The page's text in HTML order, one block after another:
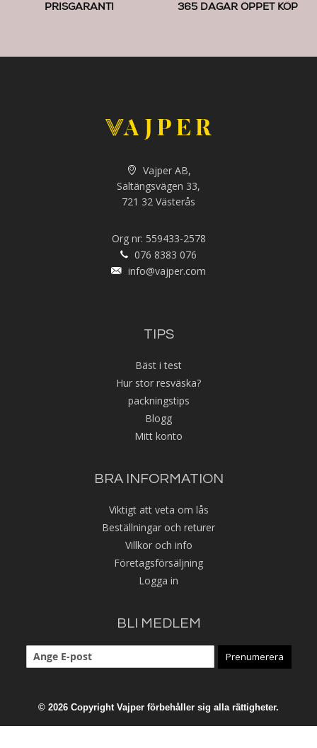
PRISGARANTI 365 DAGAR ÖPPET KÖP
Vajper AB,
Saltängsvägen 33,
721 32 Västerås
Org nr: 559433-2578
076 8383 076
info@vajper.com
TIPS
Bäst i test
Hur stor resväska?
packningstips
Blogg
Mitt konto
BRA INFORMATION
Viktigt att veta om lås
Beställningar och returer
Villkor och info
Företagsförsäljning
Logga in
BLI MEDLEM
Prenumerera
© 2026 Copyright Vajper förbehåller sig alla rättigheter.